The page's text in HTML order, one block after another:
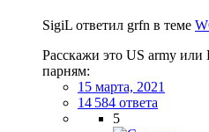
SigiL ответил grfn в теме
Расскажи это US army
парням:
15 марта, 2021
14 584 ответа
5